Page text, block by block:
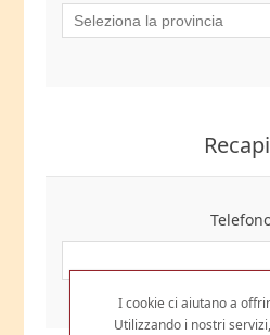
I cookie ci aiutano a
Utilizzando i nostri